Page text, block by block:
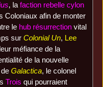
, la faction rebelle cylon
Coloniaux afin de monter
le hub résurrectionvital
sur Colonial Un, Lee
méfiance de la
de la nouvelle
Galactica, le colonel
Trois qui pourraient